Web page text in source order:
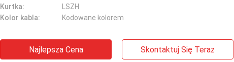
Kurtka:
LSZH
Kolor kabla:
Kodowane kolorem
Najlepsza Cena Skontaktuj Się Teraz